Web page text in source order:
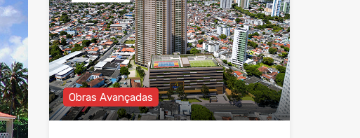
Obras Avançadas